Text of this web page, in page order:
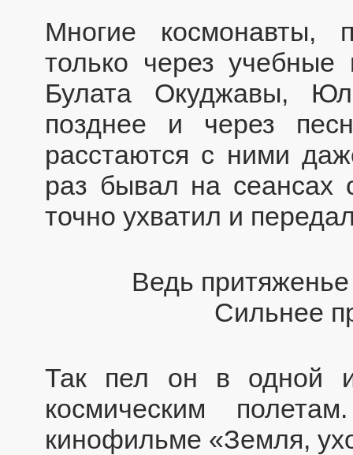
Многие космонавты,
только через
Булата Окуджавы,
позднее и через
расстаются с ними
раз бывал на сеансах
точно ухватил и
Ведь притяженье
Сильнее
Так пел он в одной
космическим
кинофильме «Земля,